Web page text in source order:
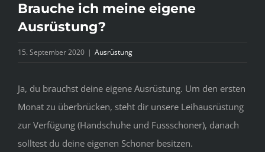
Brauche ich meine eigene
Ausrüstung?
15. September 2020 | Ausrüstung
Ja, du brauchst deine eigene Ausrüstung. Um den ersten
Monat zu überbrücken, steht dir unsere Leihausrüstung
zur Verfügung (Handschuhe und Fussschoner), danach
solltest du deine eigenen Schoner besitzen.